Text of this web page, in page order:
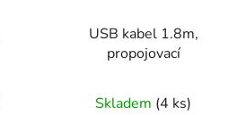
USB kabel 1.8m,
propojovací
Skladem (4 ks)